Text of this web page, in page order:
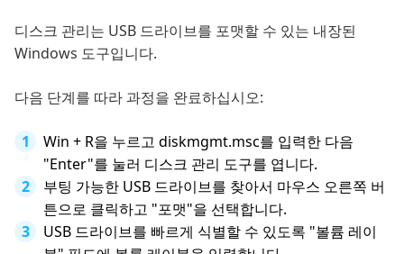
디스크 관리는 USB 드라이브를 포맷할 수 있는 내장된
Windows 도구입니다.
다음 단계를 따라 과정을 완료하십시오:
Win + R을 누르고 diskmgmt.msc를 입력한 다음
"Enter"를 눌러 디스크 관리 도구를 엽니다.
부팅 가능한 USB 드라이브를 찾아서 마우스 오른쪽 버
튼으로 클릭하고 "포맷"을 선택합니다.
USB 드라이브를 빠르게 식별할 수 있도록 "볼륨 레이